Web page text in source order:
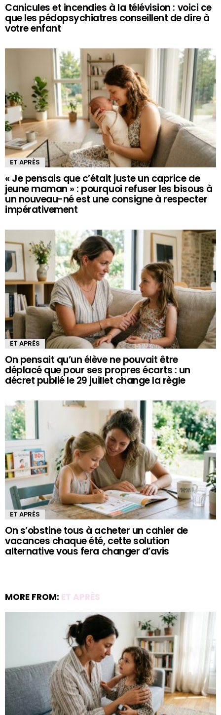
Canicules et incendies à la télévision : voici ce
que les pédopsychiatres conseillent de dire à
votre enfant
ET APRÈS
« Je pensais que c’était juste un caprice de
jeune maman » : pourquoi refuser les bisous à
un nouveau-né est une consigne à respecter
impérativement
ET APRÈS
On pensait qu’un élève ne pouvait être
déplacé que pour ses propres écarts : un
décret publié le 29 juillet change la règle
ET APRÈS
On s’obstine tous à acheter un cahier de
vacances chaque été, cette solution
alternative vous fera changer d’avis
MORE FROM: ET APRÈS